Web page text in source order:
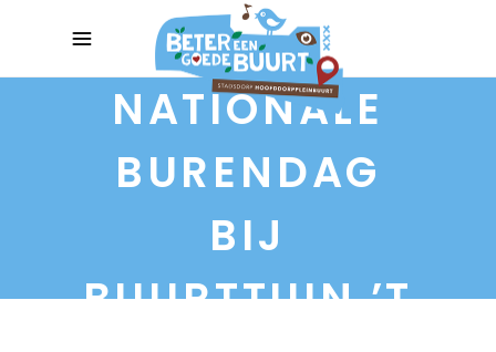
NATIONALE
BURENDAG
BIJ
BUURTTUIN ’T